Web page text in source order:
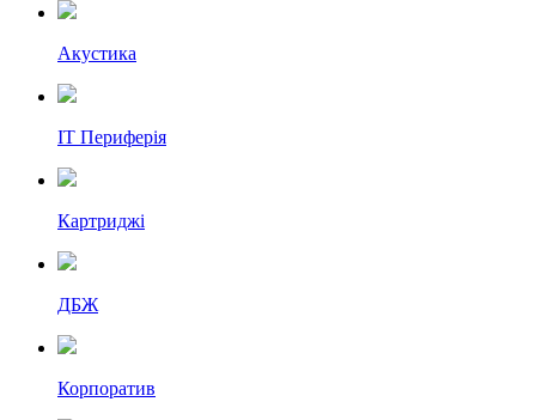
Акустика
IT Периферія
Картриджі
ДБЖ
Корпоратив